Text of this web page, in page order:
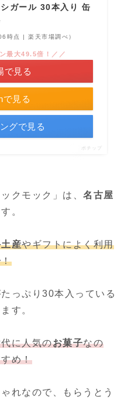
シガール 30本入り 缶
時点 | 楽天市場調べ）
で見る
最大49.5倍！／／
で見る
グで見る
ポチップ
クモック」は、 名古屋
。
産やギフトによく利用
！
っぷり30本入っている
す。
に人気のお菓子なの
め！
れなので、もらうとう